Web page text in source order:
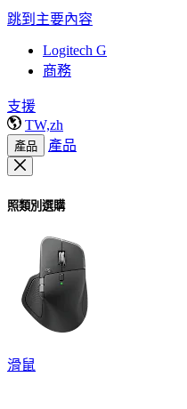
跳到主要內容
Logitech G
商務
支援
TW,zh
產品 產品
照類別選購
滑鼠